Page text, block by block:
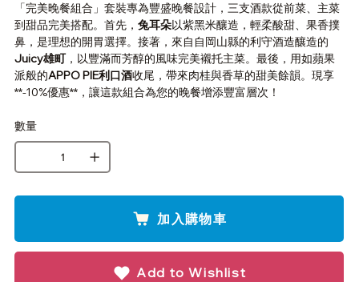
格
格
「完美晚餐組合」套裝專為豐盛晚餐設計，三支酒款從前菜、主菜
到甜品完美搭配。首先，兔耳朵以紫黑米釀造，輕柔酸甜、果香撲
鼻，是理想的開胃選擇。接著，來自自岡山縣的利守酒造釀造的
Juicy雄町，以豐滿而芳醇的風味完美襯托主菜。最後，用如蘋果
派般的APPO PIE利口酒收尾，帶來肉桂與香草的甜美餘韻。現享
**-10%優惠**，讓這款組合為您的晚餐增添豐富層次！
數量
加入購物車
Add to Wishlist